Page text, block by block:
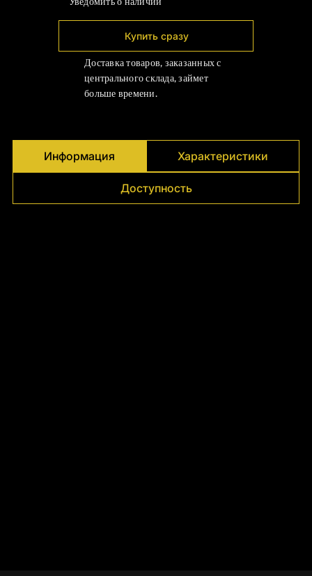
Купить сразу
Доставка товаров, заказанных с
центрального склада, займет
больше времени.
Информация Характеристики
Доступность